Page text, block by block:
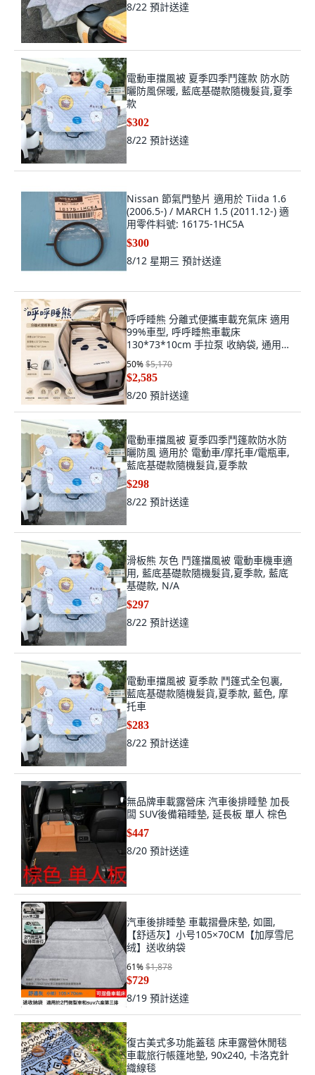
8/22 預計送達
電動車擋風被 夏季四季鬥篷款 防水防
曬防風保暖, 藍底基礎款隨機髮貨,夏季
款
$302
8/22 預計送達
Nissan 節氣門墊片 適用於 Tiida 1.6
(2006.5-) / MARCH 1.5 (2011.12-) 適
用零件料號: 16175-1HC5A
$300
8/12 星期三 預計送達
呼呼睡熊 分離式便攜車載充氣床 適用
99%車型, 呼呼睡熊車載床
130*73*10cm 手拉泵 收納袋, 通用車
50%$5,170
$2,585
8/20 預計送達
電動車擋風被 夏季四季鬥篷款防水防
曬防風 適用於 電動車/摩托車/電瓶車,
藍底基礎款隨機髮貨,夏季款
$298
8/22 預計送達
滑板熊 灰色 鬥篷擋風被 電動車機車適
用, 藍底基礎款隨機髮貨,夏季款, 藍底
基礎款, N/A
$297
8/22 預計送達
電動車擋風被 夏季款 鬥篷式全包裏,
藍底基礎款隨機髮貨,夏季款, 藍色, 摩
托車
$283
8/22 預計送達
無品牌車載露營床 汽車後排睡墊 加長
闆 SUV後備箱睡墊, 延長板 單人 棕色
$447
8/20 預計送達
汽車後排睡墊 車載摺疊床墊, 如圖,
【舒适灰】小号105×70CM【加厚雪尼
绒】送收纳袋
61%$1,878
$729
8/19 預計送達
復古美式多功能蓋毯 床車露營休閒毯
車載旅行帳篷地墊, 90x240, 卡洛克針
織線毯